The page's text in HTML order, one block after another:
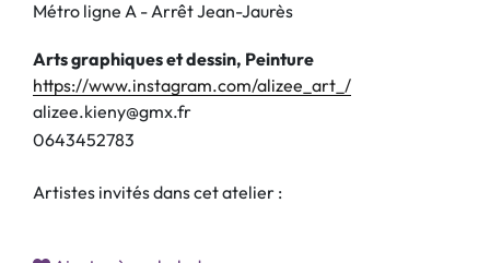
Métro ligne A - Arrêt Jean-Jaurès
Arts graphiques et dessin, Peinture
https://www.instagram.com/alizee_art_/
alizee.kieny@gmx.fr
0643452783
Artistes invités dans cet atelier :